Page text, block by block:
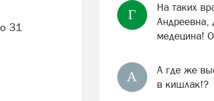
Г
На таких
Андреевна,
медецина!
А
А где же
в кишлак!?